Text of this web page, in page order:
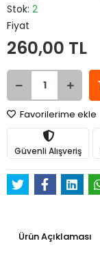
Stok: 2
Fiyat
260,00 TL
Favorilerime ekle
Güvenli Alışveriş
Ürün Açıklaması